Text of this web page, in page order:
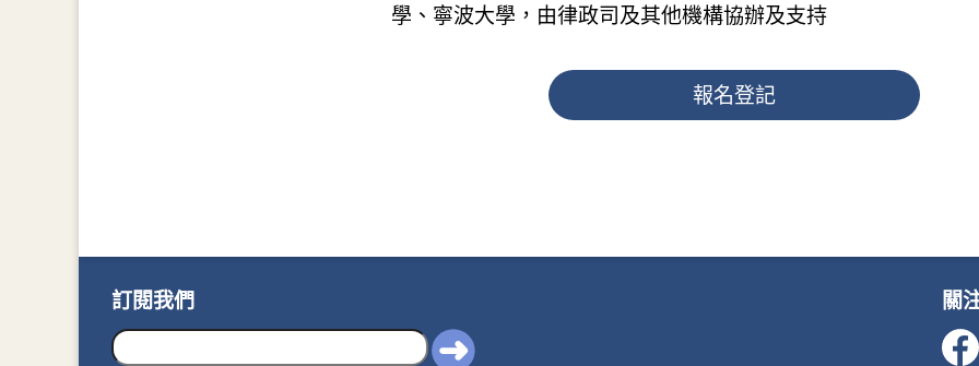
學、寧波大學，由律政司及其他機構協辦及支持
報名登記
訂閱我們 關